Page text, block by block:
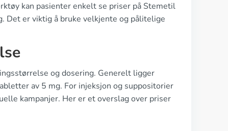
kan pasienter enkelt se priser på Stemetil
Det er viktig å bruke velkjente og pålitelige
og dosering. Generelt ligger
av 5 mg. For injeksjon og suppositorier
kampanjer. Her er et overslag over priser